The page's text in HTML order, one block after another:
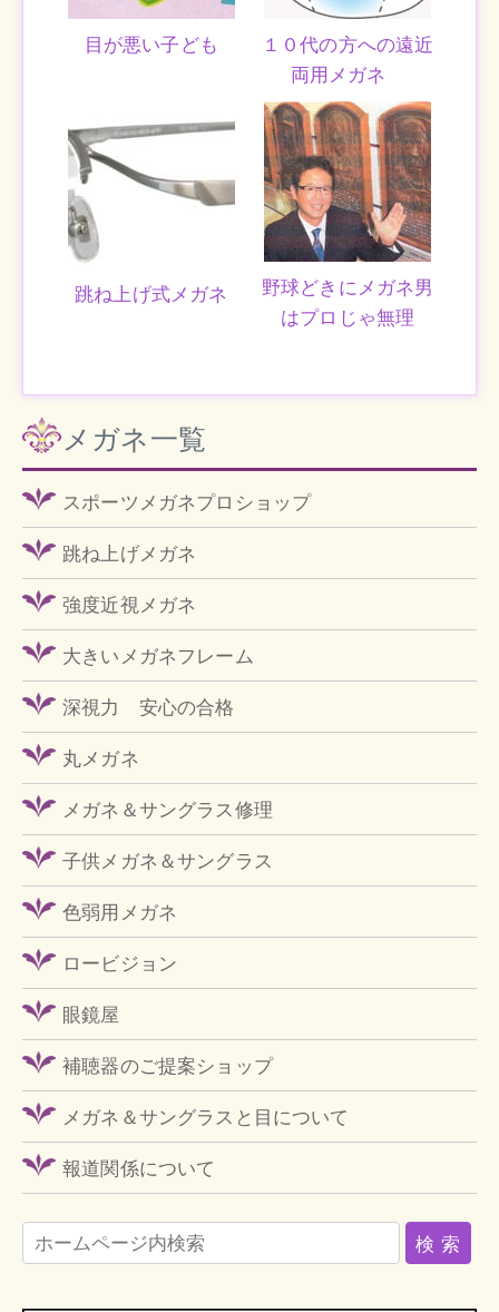
目が悪い子ども
１０代の方への遠近
両用メガネ
跳ね上げ式メガネ
野球どきにメガネ男
はプロじゃ無理
メガネ一覧
スポーツメガネプロショップ
跳ね上げメガネ
強度近視メガネ
大きいメガネフレーム
深視力 安心の合格
丸メガネ
メガネ＆サングラス修理
子供メガネ＆サングラス
色弱用メガネ
ロービジョン
眼鏡屋
補聴器のご提案ショップ
メガネ＆サングラスと目について
報道関係について